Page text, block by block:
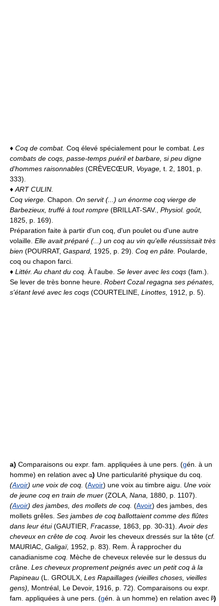
♦ Coq de combat. Coq élevé spécialement pour le combat. Les
combats de coqs, passe-temps puéril et barbare, si peu digne
d'hommes raisonnables (CRÈVECŒUR, Voyage, t. 2, 1801, p.
333).
♦ ART CULIN.
Coq vierge. Chapon. On servit (...) un énorme coq vierge de
Barbezieux, truffé à tout rompre (BRILLAT-SAV., Physiol. goût,
1825, p. 169).
Préparation faite à partir d'un coq, d'un poulet ou d'une autre
volaille. Elle avait préparé (...) un coq au vin qu'elle réussissait très
bien (POURRAT, Gaspard, 1925, p. 29). Coq en pâte. Poularde,
coq ou chapon farci.
♦ Littér. Au chant du coq. À l'aube. Se lever avec les coqs (fam.).
Se lever de très bonne heure. Robert Cozal regagna ses pénates,
s'étant levé avec les coqs (COURTELINE, Linottes, 1912, p. 5).
a) Comparaisons ou expr. fam. appliquées à une pers. (gén. à un
homme) en relation avec
) Une particularité physique du coq.
(Avoir) une voix de coq. (Avoir) une voix au timbre aigu. Une voix
de jeune coq en train de muer (ZOLA, Nana, 1880, p. 1107).
(Avoir) des jambes, des mollets de coq. (Avoir) des jambes, des
mollets grêles. Ses jambes de coq ballottaient comme des flûtes
dans leur étui(GAUTIER, Fracasse, 1863, pp. 30-31). Avoir des
cheveux en crête de coq. Avoir les cheveux dressés sur la tête (cf.
MAURIAC, Galigaï, 1952, p. 83). Rem. À rapprocher du
canadianisme coq. Mèche de cheveux relevée sur le dessus du
crâne. Les cheveux proprement peignés avec un petit coq à la
Papineau (L. GROULX, Les Rapaillages (vieilles choses, vieilles
gens), Montréal, Le Devoir, 1916, p. 72). Comparaisons ou expr.
fam. appliquées à une pers. (gén. à un homme) en relation avec )